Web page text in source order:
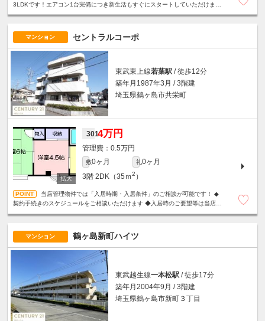
3LDKです！エアコン1台完備につき新生活もすぐにスタートしていただけます
マンション セントラルコーポ
東武東上線若葉駅 / 徒歩12分
築年月1987年3月 / 3階建
埼玉県鶴ヶ島市共栄町
3014万円
0.5万円
敷0ヶ月 礼0ヶ月
3階 2DK（35ｍ2 ）
当店管理物件では「入居時期・入居条件」のご相談が可能です！ ◆
契約手続きのスケジュールをご相談いただけます ◆入居時のご要望等は当店ま
マンション 鶴ヶ島新町ハイツ
東武越生線一本松駅 / 徒歩17分
築年月2004年9月 / 3階建
埼玉県鶴ヶ島市新町３丁目